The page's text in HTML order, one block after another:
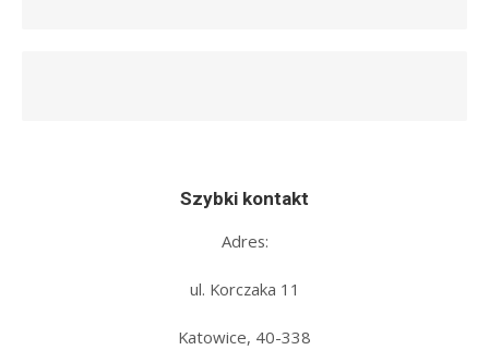
Szybki kontakt
Adres:
ul. Korczaka 11
Katowice, 40-338